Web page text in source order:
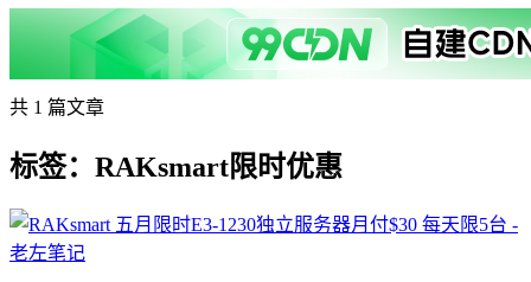
共 1 篇文章
标签：RAKsmart限时优惠